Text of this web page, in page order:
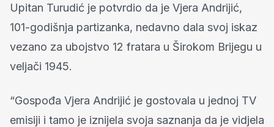
Upitan Turudić je potvrdio da je Vjera Andrijić,
101-godišnja partizanka, nedavno dala svoj iskaz
vezano za ubojstvo 12 fratara u Širokom Brijegu u
veljači 1945.
“Gospođa Vjera Andrijić je gostovala u jednoj TV
emisiji i tamo je iznijela svoja saznanja da je vidjela